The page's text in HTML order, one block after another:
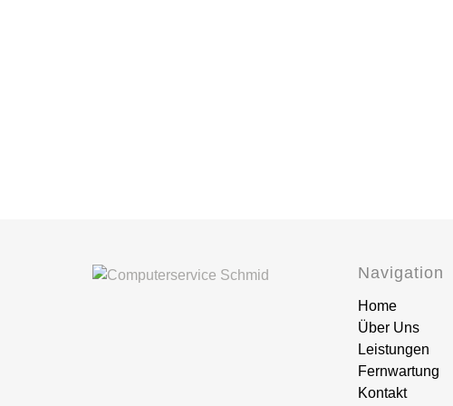
Navigation
Home
Über Uns
Leistungen
Fernwartung
Kontakt